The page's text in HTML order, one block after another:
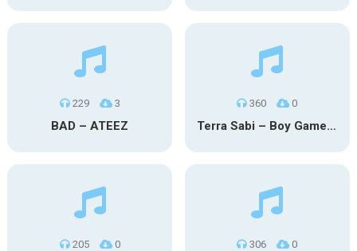
229 3
BAD – ATEEZ
360 0
Terra Sabi – Boy Game X Marcia Cruz
205 0 306 0